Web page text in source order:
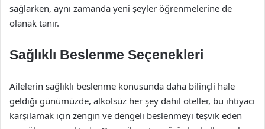
sağlarken, aynı zamanda yeni şeyler öğrenmelerine de
olanak tanır.
Sağlıklı Beslenme Seçenekleri
Ailelerin sağlıklı beslenme konusunda daha bilinçli hale
geldiği günümüzde, alkolsüz her şey dahil oteller, bu ihtiyacı
karşılamak için zengin ve dengeli beslenmeyi teşvik eden